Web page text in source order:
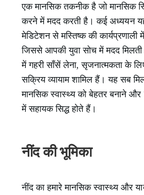
एक मानसिक तकनीक है जो मानसिक
करने में मदद करती है। कई अध्ययन
मेडिटेशन से मस्तिष्क की कार्यप्रणाली
जिससे आपकी युवा सोच में मदद
में गहरी साँसें लेना, सृजनात्मकता के
सक्रिय व्यायाम शामिल हैं। यह सब
मानसिक स्वास्थ्य को बेहतर बनाने और
में सहायक सिद्ध होते हैं।
नींद की भूमिका
नींद का हमारे मानसिक स्वास्थ्य और